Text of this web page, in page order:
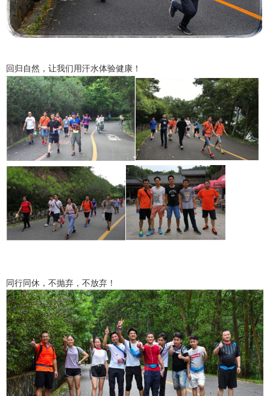
回归自然，让我们用汗水体验健康！
同行同休，不抛弃，不放弃！